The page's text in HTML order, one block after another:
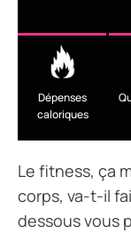
Dépenses
caloriques
Le fitness, ça
corps, va-t-il
dessous vous